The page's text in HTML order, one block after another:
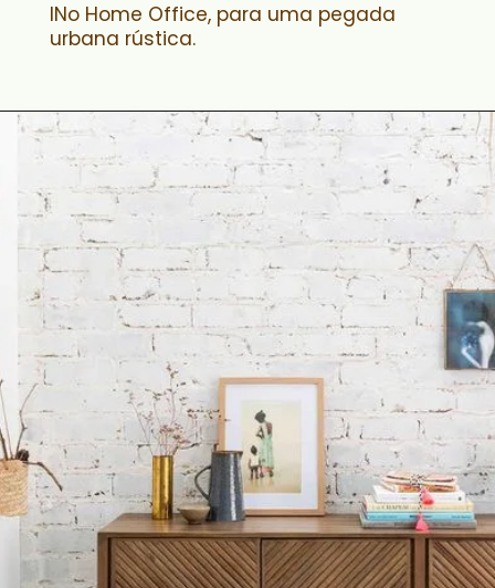
INo Home Office, para uma pegada
urbana rústica.